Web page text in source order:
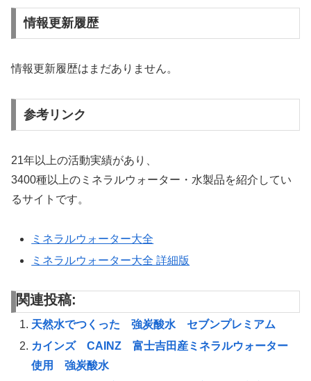
情報更新履歴
情報更新履歴はまだありません。
参考リンク
21年以上の活動実績があり、
3400種以上のミネラルウォーター・水製品を紹介してい
るサイトです。
ミネラルウォーター大全
ミネラルウォーター大全 詳細版
関連投稿:
天然水でつくった 強炭酸水 セブンプレミアム
カインズ CAINZ 富士吉田産ミネラルウォーター
使用 強炭酸水